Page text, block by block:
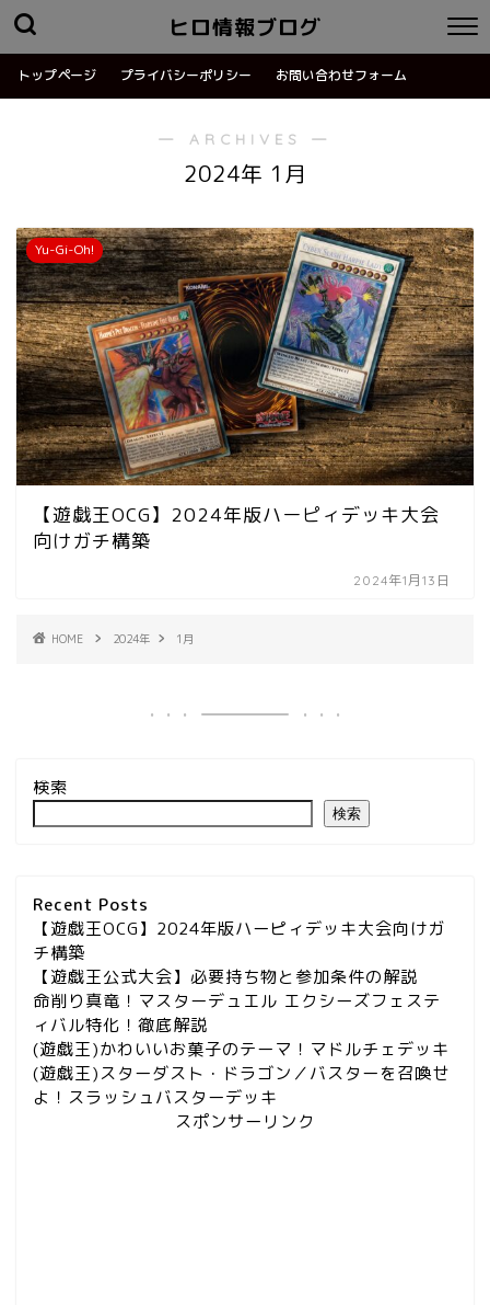
ヒロ情報ブログ
トップページ プライバシーポリシー お問い合わせフォーム
― ARCHIVES ―
2024年 1月
Yu-Gi-Oh!
【遊戯王OCG】2024年版ハーピィデッキ大会
向けガチ構築
2024年1月13日
HOME 2024年 1月
検索
検索
Recent Posts
【遊戯王OCG】2024年版ハーピィデッキ大会向けガ
チ構築
【遊戯王公式大会】必要持ち物と参加条件の解説
命削り真竜！マスターデュエル エクシーズフェステ
ィバル特化！徹底解説
(遊戯王)かわいいお菓子のテーマ！マドルチェデッキ
(遊戯王)スターダスト・ドラゴン／バスターを召喚せ
よ！スラッシュバスターデッキ
スポンサーリンク